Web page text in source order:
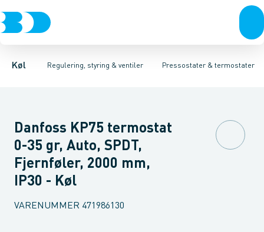
Køl Regulering, styring & ventiler
KompressorerKondenseringsaggregaterFordampere
Pressostater & termostater
Pressostater & termostaterSensorer & transmitterer
PressostaterDifferens pressostater Termostater
Danfoss KP75 termostat
0-35 gr, Auto, SPDT,
Fjernføler, 2000 mm,
IP30 - Køl
VARENUMMER 471986130